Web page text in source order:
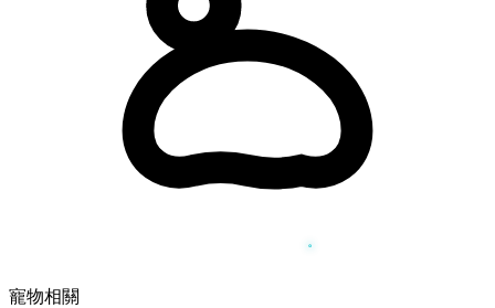
寵物相關